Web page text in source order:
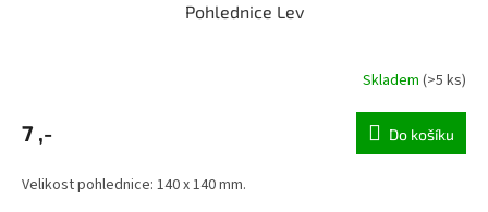
Pohlednice Lev
Skladem (>5 ks)
7 ,- Do košíku
Velikost pohlednice: 140 x 140 mm.